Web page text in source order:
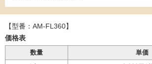
【型番：AM-FL360】
価格表
数量
単価